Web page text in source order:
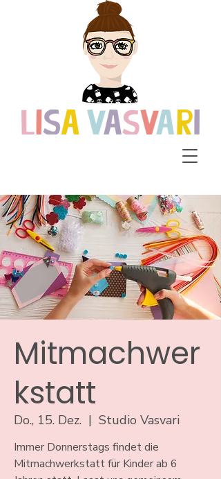
Mitmachwer
kstatt
Do., 15. Dez.
  |
Studio Vasvari
Immer Donnerstags findet die
Mitmachwerkstatt für Kinder ab 6